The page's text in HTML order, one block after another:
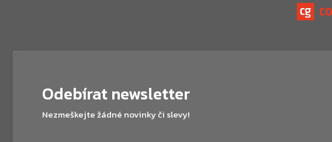
Odebírat newsletter
Nezmeškejte žádné novinky či slevy!